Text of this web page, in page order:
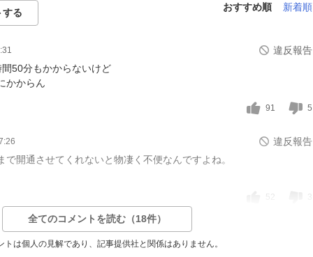
する
おすすめ順 新着順
違反報告
50分もかからないけど
かからん
91 5
違反報告
で開通させてくれないと物凄く不便なんですよね。
52
全てのコメントを読む（18件）
は個人の見解であり、記事提供社と関係はありません。